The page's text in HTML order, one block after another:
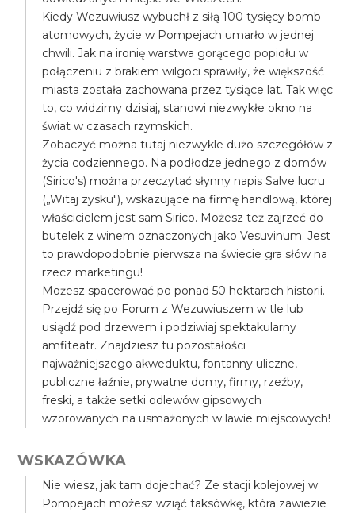
Kiedy Wezuwiusz wybuchł z siłą 100 tysięcy bomb
atomowych, życie w Pompejach umarło w jednej
chwili. Jak na ironię warstwa gorącego popiołu w
połączeniu z brakiem wilgoci sprawiły, że większość
miasta została zachowana przez tysiące lat. Tak więc
to, co widzimy dzisiaj, stanowi niezwykłe okno na
świat w czasach rzymskich.
Zobaczyć można tutaj niezwykle dużo szczegółów z
życia codziennego. Na podłodze jednego z domów
(Sirico's) można przeczytać słynny napis Salve lucru
(„Witaj zysku"), wskazujące na firmę handlową, której
właścicielem jest sam Sirico. Możesz też zajrzeć do
butelek z winem oznaczonych jako Vesuvinum. Jest
to prawdopodobnie pierwsza na świecie gra słów na
rzecz marketingu!
Możesz spacerować po ponad 50 hektarach historii.
Przejdź się po Forum z Wezuwiuszem w tle lub
usiądź pod drzewem i podziwiaj spektakularny
amfiteatr. Znajdziesz tu pozostałości
najważniejszego akweduktu, fontanny uliczne,
publiczne łaźnie, prywatne domy, firmy, rzeźby,
freski, a także setki odlewów gipsowych
wzorowanych na usmażonych w lawie miejscowych!
WSKAZÓWKA
Nie wiesz, jak tam dojechać? Ze stacji kolejowej w
Pompejach możesz wziąć taksówkę, która zawiezie